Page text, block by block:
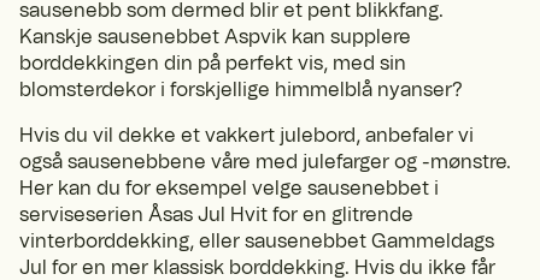
sausenebb som dermed blir et pent blikkfang.
Kanskje sausenebbet Aspvik kan supplere
borddekkingen din på perfekt vis, med sin
blomsterdekor i forskjellige himmelblå nyanser?
Hvis du vil dekke et vakkert julebord, anbefaler vi
også sausenebbene våre med julefarger og -mønstre.
Her kan du for eksempel velge sausenebbet i
serviseserien Åsas Jul Hvit for en glitrende
vinterborddekking, eller sausenebbet Gammeldags
Jul for en mer klassisk borddekking. Hvis du ikke får